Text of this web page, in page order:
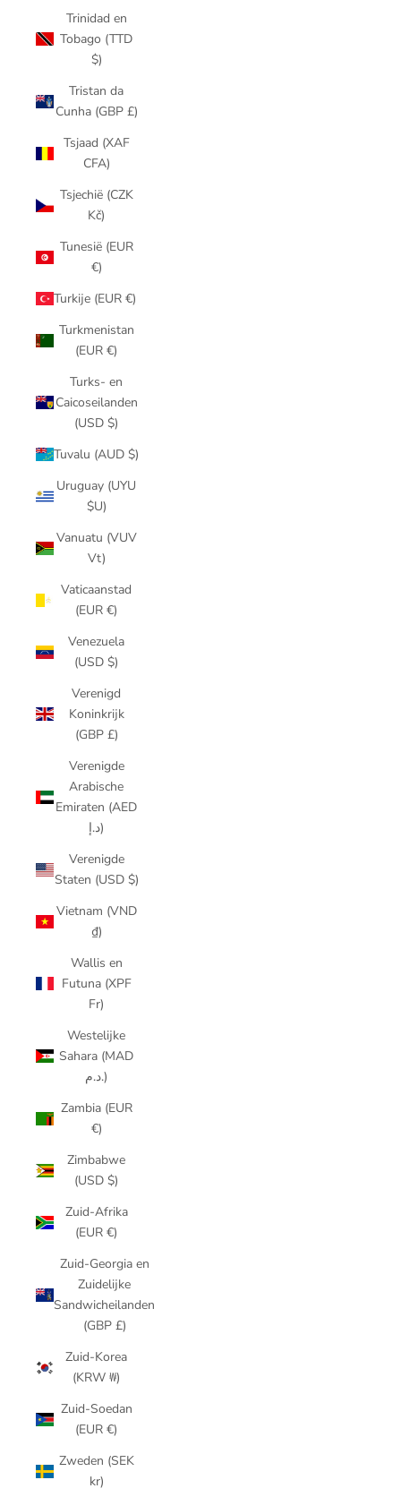
Trinidad en
Tobago (TTD
$)
Tristan da
Cunha (GBP £)
Tsjaad (XAF
CFA)
Tsjechië (CZK
Kč)
Tunesië (EUR
€)
Turkije (EUR €)
Turkmenistan
(EUR €)
Turks- en
Caicoseilanden
(USD $)
Tuvalu (AUD $)
Uruguay (UYU
$U)
Vanuatu (VUV
Vt)
Vaticaanstad
(EUR €)
Venezuela
(USD $)
Verenigd
Koninkrijk
(GBP £)
Verenigde
Arabische
Emiraten (AED
د.إ)
Verenigde
Staten (USD $)
Vietnam (VND
₫)
Wallis en
Futuna (XPF
Fr)
Westelijke
Sahara (MAD
د.م.)
Zambia (EUR
€)
Zimbabwe
(USD $)
Zuid-Afrika
(EUR €)
Zuid-Georgia en
Zuidelijke
Sandwicheilanden
(GBP £)
Zuid-Korea
(KRW ₩)
Zuid-Soedan
(EUR €)
Zweden (SEK
kr)